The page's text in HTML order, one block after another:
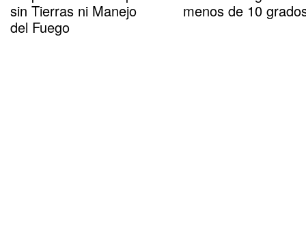
sin Tierras ni Manejo
del Fuego
menos de 10